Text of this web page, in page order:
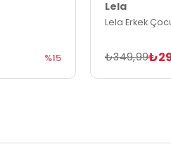
%15
Lela
Lela Erkek
₺349,99